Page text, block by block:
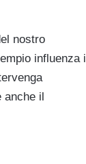
nostro
influenza il
il